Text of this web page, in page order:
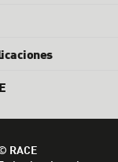
RACE